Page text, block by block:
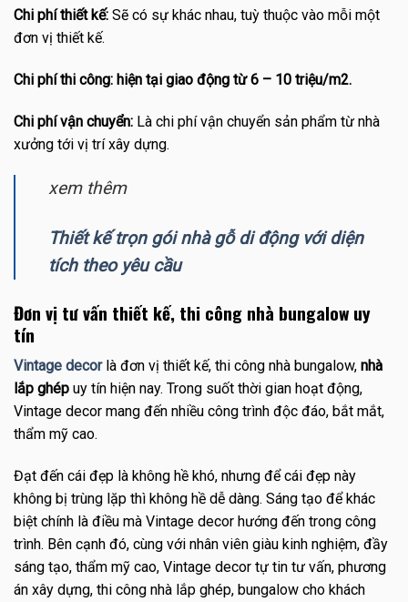
Chi phí thiết kế: Sẽ có sự khác nhau, tuỳ thuộc vào mỗi một
đơn vị thiết kế.
Chi phí thi công: hiện tại giao động từ 6 – 10 triệu/m2.
Chi phí vận chuyển: Là chi phí vận chuyển sản phẩm từ nhà
xưởng tới vị trí xây dựng.
xem thêm
Thiết kế trọn gói nhà gỗ di động với diện
tích theo yêu cầu
Đơn vị tư vấn thiết kế, thi công nhà bungalow uy
tín
Vintage decor là đơn vị thiết kế, thi công nhà bungalow, nhà
lắp ghép uy tín hiện nay. Trong suốt thời gian hoạt động,
Vintage decor mang đến nhiều công trình độc đáo, bắt mắt,
thẩm mỹ cao.
Đạt đến cái đẹp là không hề khó, nhưng để cái đẹp này
không bị trùng lặp thì không hề dễ dàng. Sáng tạo để khác
biệt chính là điều mà Vintage decor hướng đến trong công
trình. Bên cạnh đó, cùng với nhân viên giàu kinh nghiệm, đầy
sáng tạo, thẩm mỹ cao, Vintage decor tự tin tư vấn, phương
án xây dựng, thi công nhà lắp ghép, bungalow cho khách